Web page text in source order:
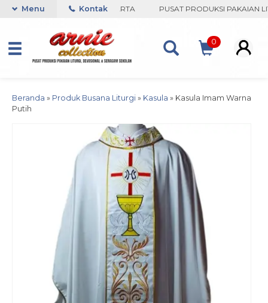
BORO, YOGYAKARTA PUSAT PRODUKSI PAKAIAN
Menu Kontak
0
Beranda » Produk Busana Liturgi » Kasula » Kasula Imam Warna
Putih